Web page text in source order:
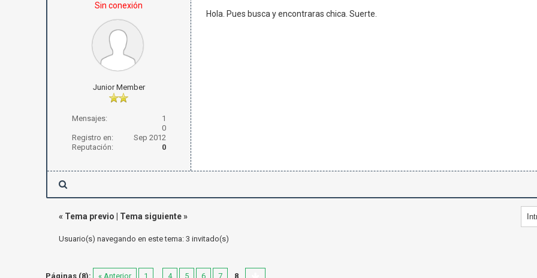
Sin conexión
Junior Member
Mensajes:
1
0
Registro en:
Sep 2012
Reputación:
0
Hola. Pues busca y encontraras chica. Suerte.
« Tema previo Tema siguiente»
Usuario(s) navegando en este tema: 3 invitado(s)
Páginas (8): « Anterior 1 4 5 6 7 8